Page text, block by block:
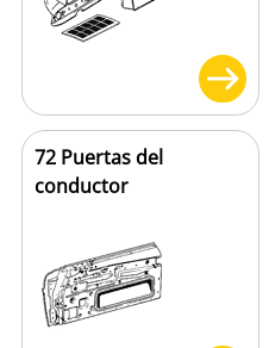
72 Puertas del
conductor